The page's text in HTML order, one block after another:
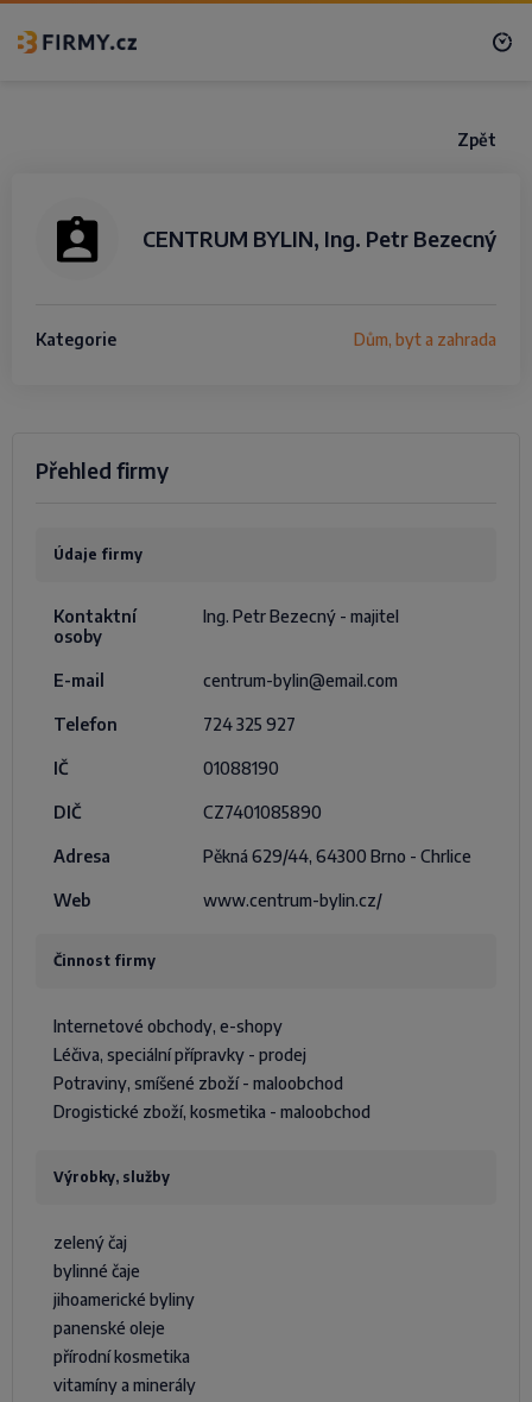
Zpět
CENTRUM BYLIN, Ing. Petr Bezecný
Kategorie Dům, byt a zahrada
Přehled firmy
Údaje firmy
Kontaktní
osoby
Ing. Petr Bezecný - majitel
E-mail centrum-bylin@email.com
Telefon 724 325 927
IČ 01088190
DIČ CZ7401085890
Adresa Pěkná 629/44, 64300 Brno - Chrlice
Web www.centrum-bylin.cz/
Činnost firmy
Internetové obchody, e-shopy
Léčiva, speciální přípravky - prodej
Potraviny, smíšené zboží - maloobchod
Drogistické zboží, kosmetika - maloobchod
Výrobky, služby
zelený čaj
bylinné čaje
jihoamerické byliny
panenské oleje
přírodní kosmetika
vitamíny a minerály